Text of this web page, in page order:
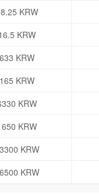
KRW
KRW
KRW
KRW
KRW
KRW
KRW
KRW